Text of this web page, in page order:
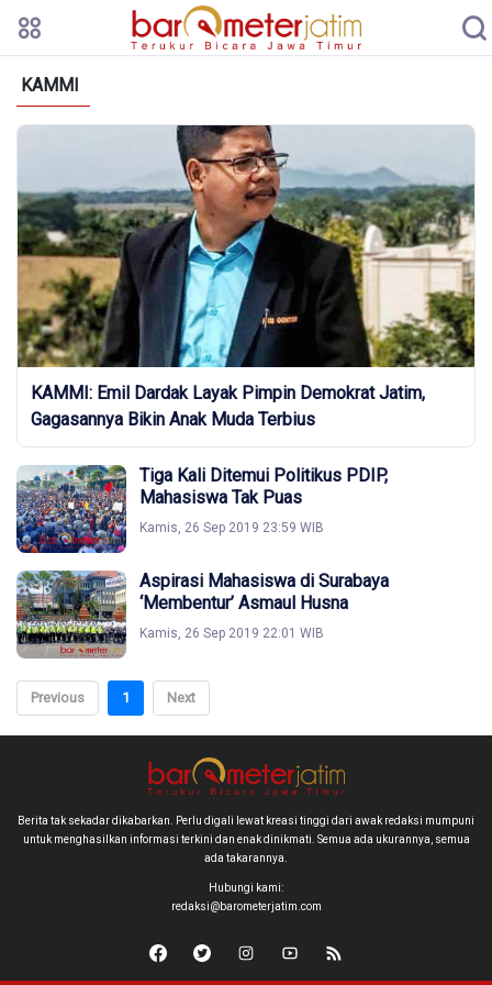
KAMMI
KAMMI: Emil Dardak Layak Pimpin Demokrat Jatim,
Gagasannya Bikin Anak Muda Terbius
Tiga Kali Ditemui Politikus PDIP,
Mahasiswa Tak Puas
Kamis, 26 Sep 2019 23:59 WIB
Aspirasi Mahasiswa di Surabaya
‘Membentur’ Asmaul Husna
Kamis, 26 Sep 2019 22:01 WIB
Previous 1 Next
Berita tak sekadar dikabarkan. Perlu digali lewat kreasi tinggi dari awak redaksi mumpuni
untuk menghasilkan informasi terkini dan enak dinikmati. Semua ada ukurannya, semua
ada takarannya.
Hubungi kami:
redaksi@barometerjatim.com